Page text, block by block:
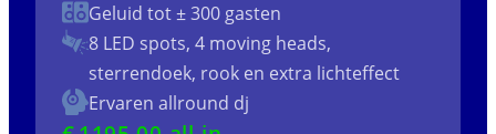
Geluid tot ± 300 gasten
8 LED spots, 4 moving heads,
sterrendoek, rook en extra lichteffect
Ervaren allround dj